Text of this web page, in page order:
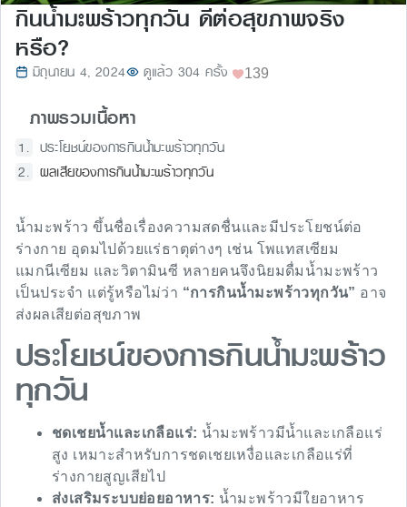
กินน้ำมะพร้าวทุกวัน ดีต่อสุขภาพจริง
หรือ?
มิถุนายน 4, 2024 ดูแล้ว 304 ครั้ง 139
ภาพรวมเนื้อหา
ประโยชน์ของการกินน้ำมะพร้าวทุกวัน
ผลเสียของการกินน้ำมะพร้าวทุกวัน
น้ำมะพร้าว ขึ้นชื่อเรื่องความสดชื่นและมีประโยชน์ต่อ
ร่างกาย อุดมไปด้วยแร่ธาตุต่างๆ เช่น โพแทสเซียม
แมกนีเซียม และวิตามินซี หลายคนจึงนิยมดื่มน้ำมะพร้าว
เป็นประจำ แต่รู้หรือไม่ว่า “การกินน้ำมะพร้าวทุกวัน” อาจ
ส่งผลเสียต่อสุขภาพ
ประโยชน์ของการกินน้ำมะพร้าว
ทุกวัน
ชดเชยน้ำและเกลือแร่: น้ำมะพร้าวมีน้ำและเกลือแร่
สูง เหมาะสำหรับการชดเชยเหงื่อและเกลือแร่ที่
ร่างกายสูญเสียไป
ส่งเสริมระบบย่อยอาหาร: น้ำมะพร้าวมีใยอาหาร